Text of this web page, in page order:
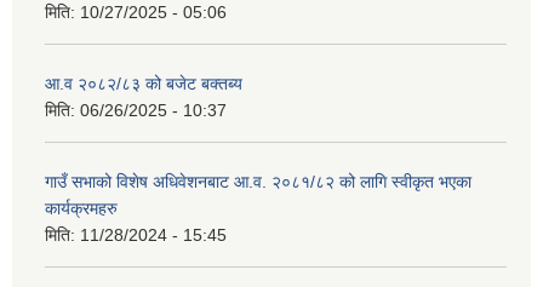
मिति: 10/27/2025 - 05:06
आ.व २०८२/८३ को बजेट बक्तब्य
मिति: 06/26/2025 - 10:37
गाउँ सभाको विशेष अधिवेशनबाट आ.व. २०८१/८२ को लागि स्वीकृत भएका
कार्यक्रमहरु
मिति: 11/28/2024 - 15:45